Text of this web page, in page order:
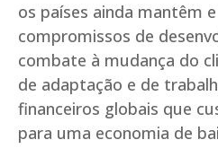
os países ainda mantêm
compromissos de
combate à mudança do
de adaptação e de
financeiros globais que
para uma economia de